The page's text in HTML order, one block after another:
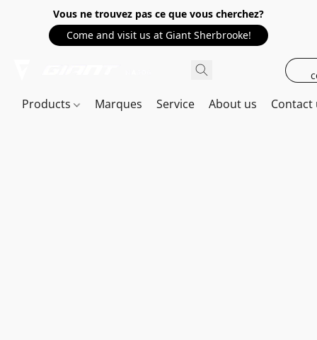
Vous ne trouvez pas ce que vous cherchez?
Come and visit us at Giant Sherbrooke!
Products Marques Service About us Contact